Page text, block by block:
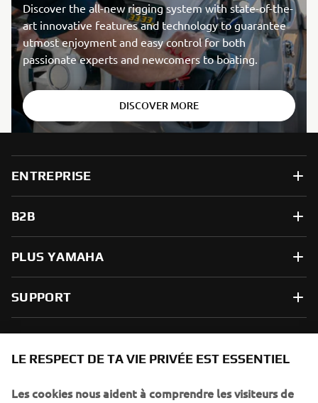
Discover the all-new rigging system with state-of-the-
art innovative features and technology to guarantee
utmost enjoyment and easy control for both
passionate experts and newcomers to boating.
DISCOVER MORE
ENTREPRISE
B2B
PLUS YAMAHA
SUPPORT
spéciaux, les lancements de produits, etc.
LE RESPECT DE TA VIE PRIVÉE EST ESSENTIEL
Les cookies nous aident à comprendre les visiteurs de